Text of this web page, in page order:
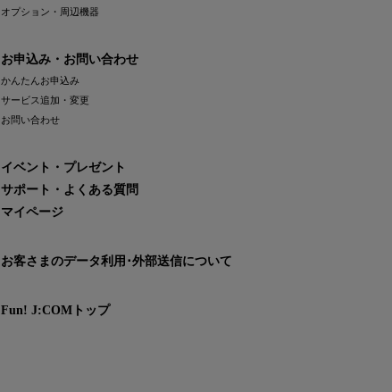
オプション・周辺機器
お申込み・お問い合わせ
かんたんお申込み
サービス追加・変更
お問い合わせ
イベント・プレゼント
サポート・よくある質問
マイページ
お客さまのデータ利用･外部送信について
Fun! J:COMトップ